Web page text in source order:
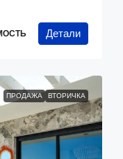
Детали
ПРОДАЖА ВТОРИЧКА